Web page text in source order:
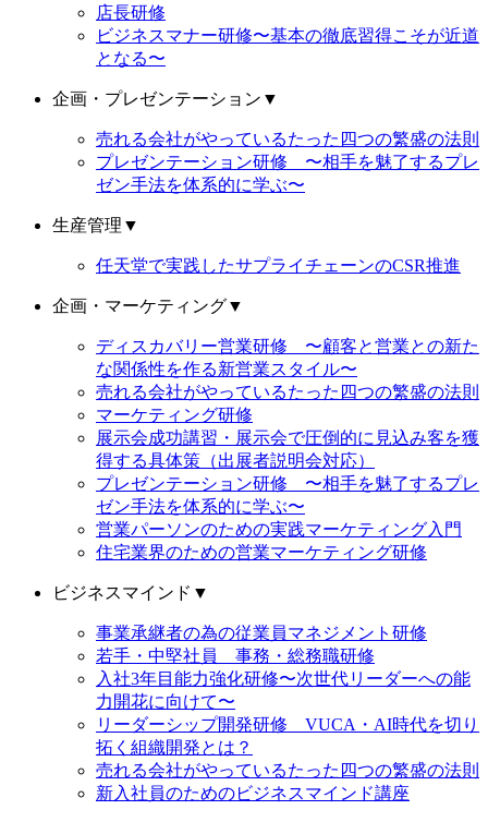
店長研修
ビジネスマナー研修〜基本の徹底習得こそが近道
となる〜
企画・プレゼンテーション ▼
売れる会社がやっているたった四つの繁盛の法則
プレゼンテーション研修 〜相手を魅了するプレ
ゼン手法を体系的に学ぶ〜
生産管理 ▼
任天堂で実践したサプライチェーンのCSR推進
企画・マーケティング▼
ディスカバリー営業研修 〜顧客と営業との新た
な関係性を作る新営業スタイル〜
売れる会社がやっているたった四つの繁盛の法則
マーケティング研修
展示会成功講習・展示会で圧倒的に見込み客を獲
得する具体策（出展者説明会対応）
プレゼンテーション研修 〜相手を魅了するプレ
ゼン手法を体系的に学ぶ〜
営業パーソンのための実践マーケティング入門
住宅業界のための営業マーケティング研修
ビジネスマインド ▼
事業承継者の為の従業員マネジメント研修
若手・中堅社員 事務・総務職研修
入社3年目能力強化研修〜次世代リーダーへの能
力開花に向けて〜
リーダーシップ開発研修 VUCA・AI時代を切り
拓く組織開発とは？
売れる会社がやっているたった四つの繁盛の法則
新入社員のためのビジネスマインド講座